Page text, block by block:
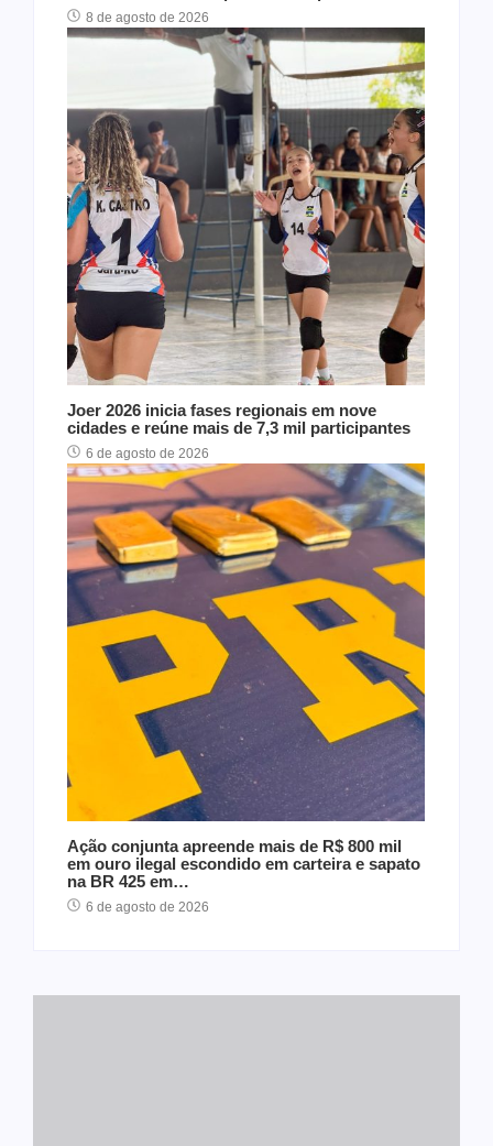
8 de agosto de 2026
Joer 2026 inicia fases regionais em nove
cidades e reúne mais de 7,3 mil participantes
6 de agosto de 2026
Ação conjunta apreende mais de R$ 800 mil
em ouro ilegal escondido em carteira e sapato
na BR 425 em…
6 de agosto de 2026